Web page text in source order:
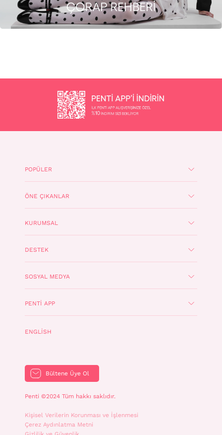
POPÜLER
ÖNE ÇIKANLAR
KURUMSAL
DESTEK
SOSYAL MEDYA
PENTI APP
ENGLISH
Bültene Üye Ol
Penti ©2024 Tüm hakkı saklıdır.
Kişisel Verilerin Korunması ve İşlenmesi
Çerez Aydınlatma Metni